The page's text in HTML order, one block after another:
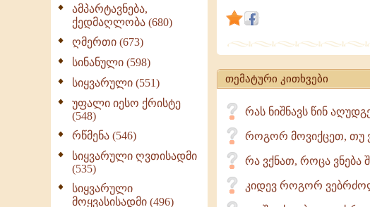
ამპარტავნება,
ქედმაღლობა (680)
ღმერთი (673)
სინანული (598)
სიყვარული (551)
უფალი იესო ქრისტე
(548)
რწმენა (546)
სიყვარული ღვთისადმი
(535)
სიყვარული
მოყვასისადმი (496)
და
განწმენდა;
და
ღვთის
მოწყალებას
არა
აქვს
საზღვარი.
თემატური კითხვები
რას ნიშნავს წინ
როგორ მოვიქცეთ, თუ
რა ვქნათ, როცა ვნება
კიდევ როგორ